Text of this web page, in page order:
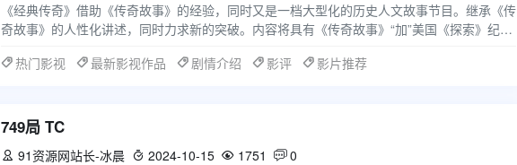
《经典传奇》借助《传奇故事》的经验，同时又是一档大型化的历史人文故事节目。继承《传
奇故事》的人性化讲述，同时力求新的突破。内容将具有《传奇故事》“加”美国《探索》纪实
热门影视
最新影视作品 剧情介绍 影评 影片推荐
749局 TC
 91资源网站长-冰晨  2024-10-15  1751  0